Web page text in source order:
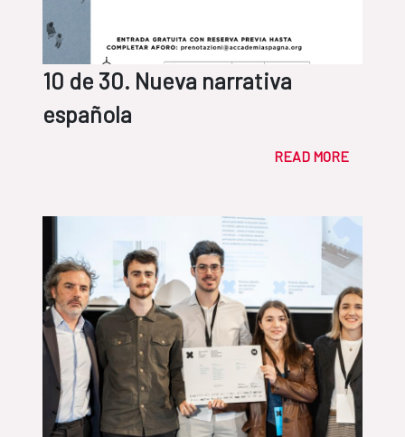
10 de 30. Nueva narrativa
española
READ MORE